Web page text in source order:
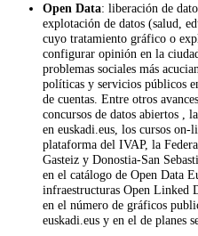
Open Data: liberación de
explotación de datos (salud,
cuyo tratamiento gráfico o
configurar opinión en la
problemas sociales más
políticas y servicios públicos
de cuentas. Entre otros
concursos de datos abiertos ,
en euskadi.eus, los cursos
plataforma del IVAP, la
Gasteiz y Donostia-San
en el catálogo de Open Data
infraestructuras Open Linked
en el número de gráficos
euskadi.eus y en el de planes